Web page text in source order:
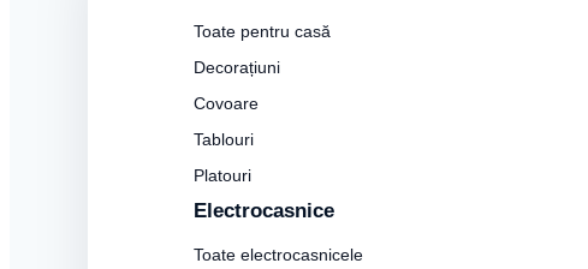
Toate pentru casă
Decorațiuni
Covoare
Tablouri
Platouri
Electrocasnice
Toate electrocasnicele